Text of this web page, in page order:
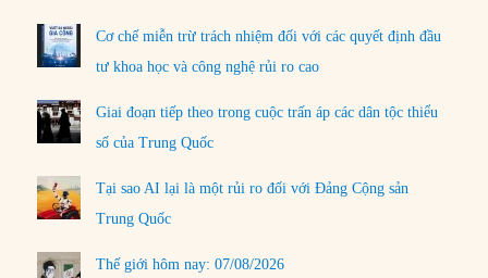
Cơ chế miễn trừ trách nhiệm đối với các quyết định đầu
tư khoa học và công nghệ rủi ro cao
Giai đoạn tiếp theo trong cuộc trấn áp các dân tộc thiểu
số của Trung Quốc
Tại sao AI lại là một rủi ro đối với Đảng Cộng sản
Trung Quốc
Thế giới hôm nay: 07/08/2026